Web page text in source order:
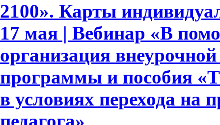
2100». Карты
17 мая | Вебинар «В
организация
программы и пособия
в условиях перехода на